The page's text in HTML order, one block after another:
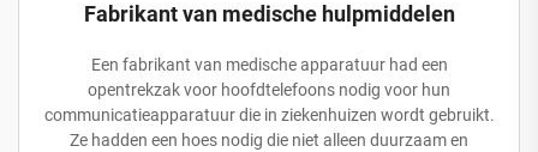
Fabrikant van medische hulpmiddelen
Een fabrikant van medische apparatuur had een
opentrekzak voor hoofdtelefoons nodig voor hun
communicatieapparatuur die in ziekenhuizen wordt gebruikt.
Ze hadden een hoes nodig die niet alleen duurzaam en